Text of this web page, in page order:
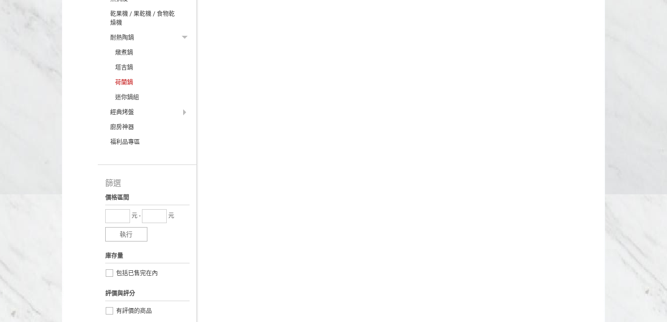
乾果機 / 果乾機 / 食物乾
燥機
耐熱陶鍋
燉煮鍋
塔吉鍋
荷蘭鍋
迷你鍋組
經典烤盤
廚房神器
福利品專區
篩選
價格區間
元 - 元
執行
庫存量
包括已售完在內
評價與評分
有評價的商品